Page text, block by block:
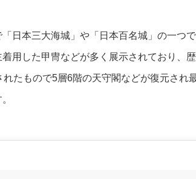
日本三大海城」や「日本百名城」の一つ
用した甲冑などが多く展示されており、
たもので5層6階の天守閣などが復元され